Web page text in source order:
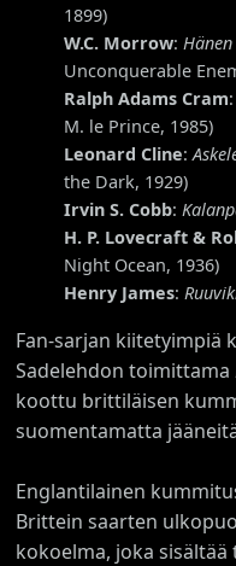
1899)
W.C. Morrow:
Unconquerable
Ralph Adams Cram:
M. le Prince, 1985)
Leonard Cline:
the Dark, 1929)
Irvin S. Cobb:
H. P. Lovecraft &
Night Ocean, 1936)
Henry James:
Fan-sarjan kiitetyimpiä
Sadelehdon toimittama
koottu brittiläisen
suomentamatta
Englantilainen
Brittein saarten
kokoelma, joka